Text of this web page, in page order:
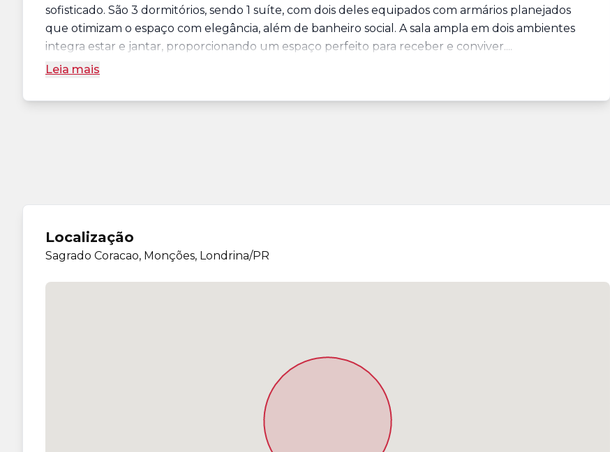
sofisticado. São 3 dormitórios, sendo 1 suíte, com dois deles equipados com armários planejados
que otimizam o espaço com elegância, além de banheiro social. A sala ampla em dois ambientes
integra estar e jantar, proporcionando um espaço perfeito para receber e conviver....
Leia mais
Localização
Sagrado Coracao, Monções, Londrina/PR